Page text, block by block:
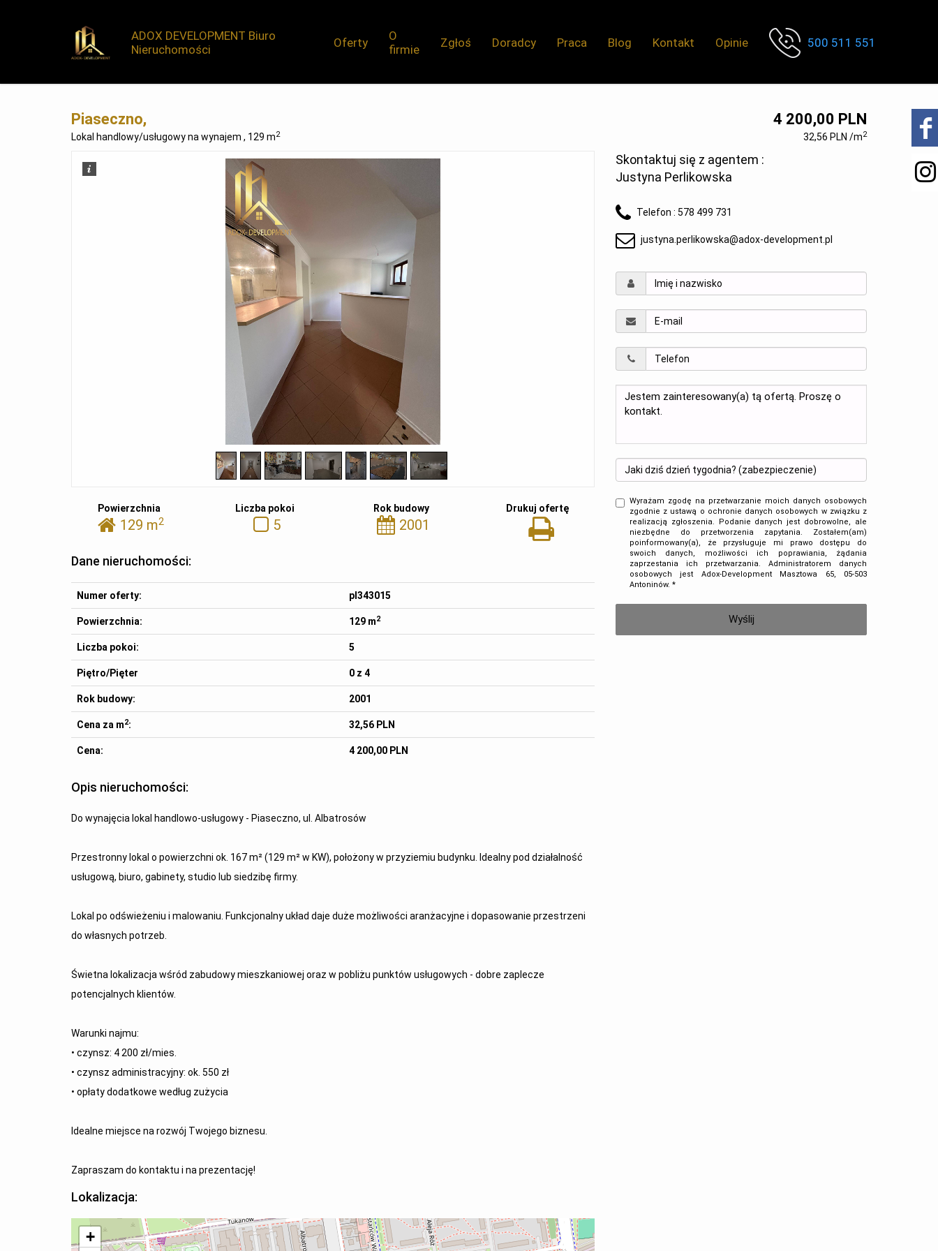
ADOX DEVELOPMENT Biuro
Nieruchomości
Oferty
O
firmie
Zgłoś Doradcy Praca Blog Kontakt Opinie 500 511 551
Piaseczno, 4 200,00 PLN
Lokal handlowy/usługowy na wynajem , 129 m2 32,56 PLN /m2
Powierzchnia
129 m2
Liczba pokoi
5
Rok budowy
2001
Drukuj ofertę
Dane nieruchomości:
Numer oferty: pl343015
Powierzchnia: 129 m2
Liczba pokoi: 5
Piętro/Pięter 0 z 4
Rok budowy: 2001
Cena za m2: 32,56 PLN
Cena: 4 200,00 PLN
Opis nieruchomości:
Do wynajęcia lokal handlowo-usługowy - Piaseczno, ul. Albatrosów
Przestronny lokal o powierzchni ok. 167 m² (129 m² w KW), położony w przyziemiu budynku. Idealny pod działalność
usługową, biuro, gabinety, studio lub siedzibę firmy.
Lokal po odświeżeniu i malowaniu. Funkcjonalny układ daje duże możliwości aranżacyjne i dopasowanie przestrzeni
do własnych potrzeb.
Świetna lokalizacja wśród zabudowy mieszkaniowej oraz w pobliżu punktów usługowych - dobre zaplecze
potencjalnych klientów.
Warunki najmu:
• czynsz: 4 200 zł/mies.
• czynsz administracyjny: ok. 550 zł
• opłaty dodatkowe według zużycia
Idealne miejsce na rozwój Twojego biznesu.
Zapraszam do kontaktu i na prezentację!
Skontaktuj się z agentem :
Justyna Perlikowska
Telefon : 578 499 731
justyna.perlikowska@adox-development.pl
Wyrażam zgodę na przetwarzanie moich danych osobowych
zgodnie z ustawą o ochronie danych osobowych w związku z
realizacją zgłoszenia. Podanie danych jest dobrowolne, ale
niezbędne do przetworzenia zapytania. Zostałem(am)
poinformowany(a), że przysługuje mi prawo dostępu do
swoich danych, możliwości ich poprawiania, żądania
zaprzestania ich przetwarzania. Administratorem danych
osobowych jest Adox-Development Masztowa 65, 05-503
Antoninów. *
Lokalizacja:
+